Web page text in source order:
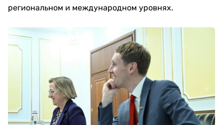
региональном и международном уровнях.